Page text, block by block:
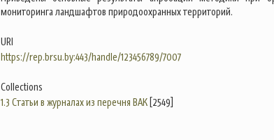
мониторинга ландшафтов природоохранных территорий.
URI
https://rep.brsu.by:443/handle/123456789/7007
Collections
1.3 Статьи в журналах из перечня ВАК[2549]